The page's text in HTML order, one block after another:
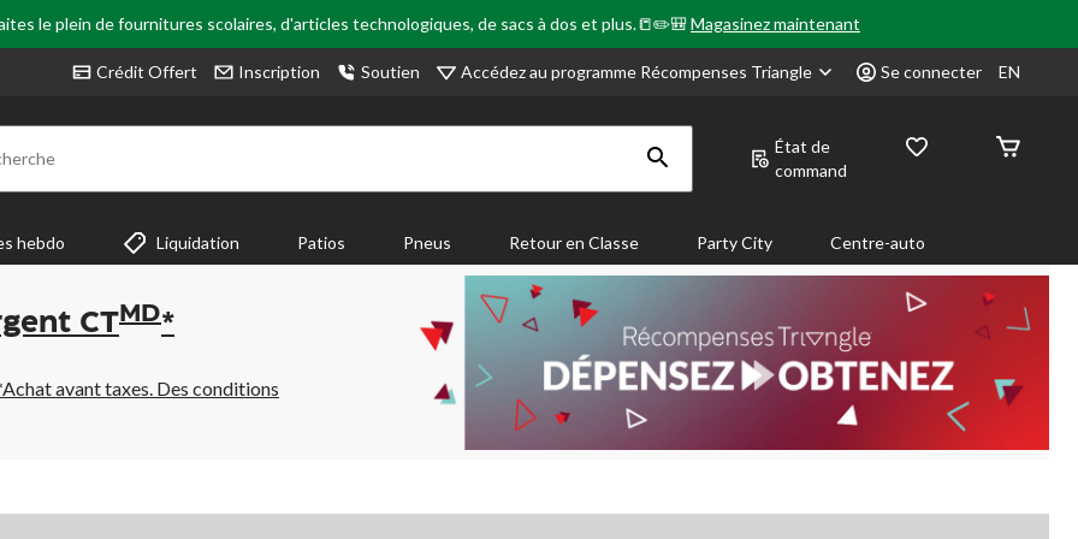
le plein de fournitures scolaires, d'articles technologiques, de sacs à dos et plus.📒✏️🎒Magasinez maintenant
Crédit Offert Inscription Soutien Accédez au programme Récompenses Triangle Se connecter EN
État de
command
hebdo Liquidation Patios Pneus Retour en Classe Party City Centre-auto
CT MD*
avant taxes. Des conditions